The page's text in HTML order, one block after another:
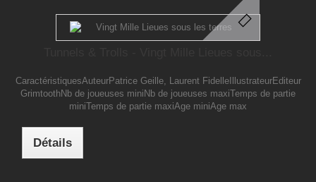
CaractéristiquesAuteurPatrice Geille, Laurent FidelleIllustrateurEditeur
GrimtoothNb de joueuses miniNb de joueuses maxiTemps de partie
miniTemps de partie maxiAge miniAge max
Détails